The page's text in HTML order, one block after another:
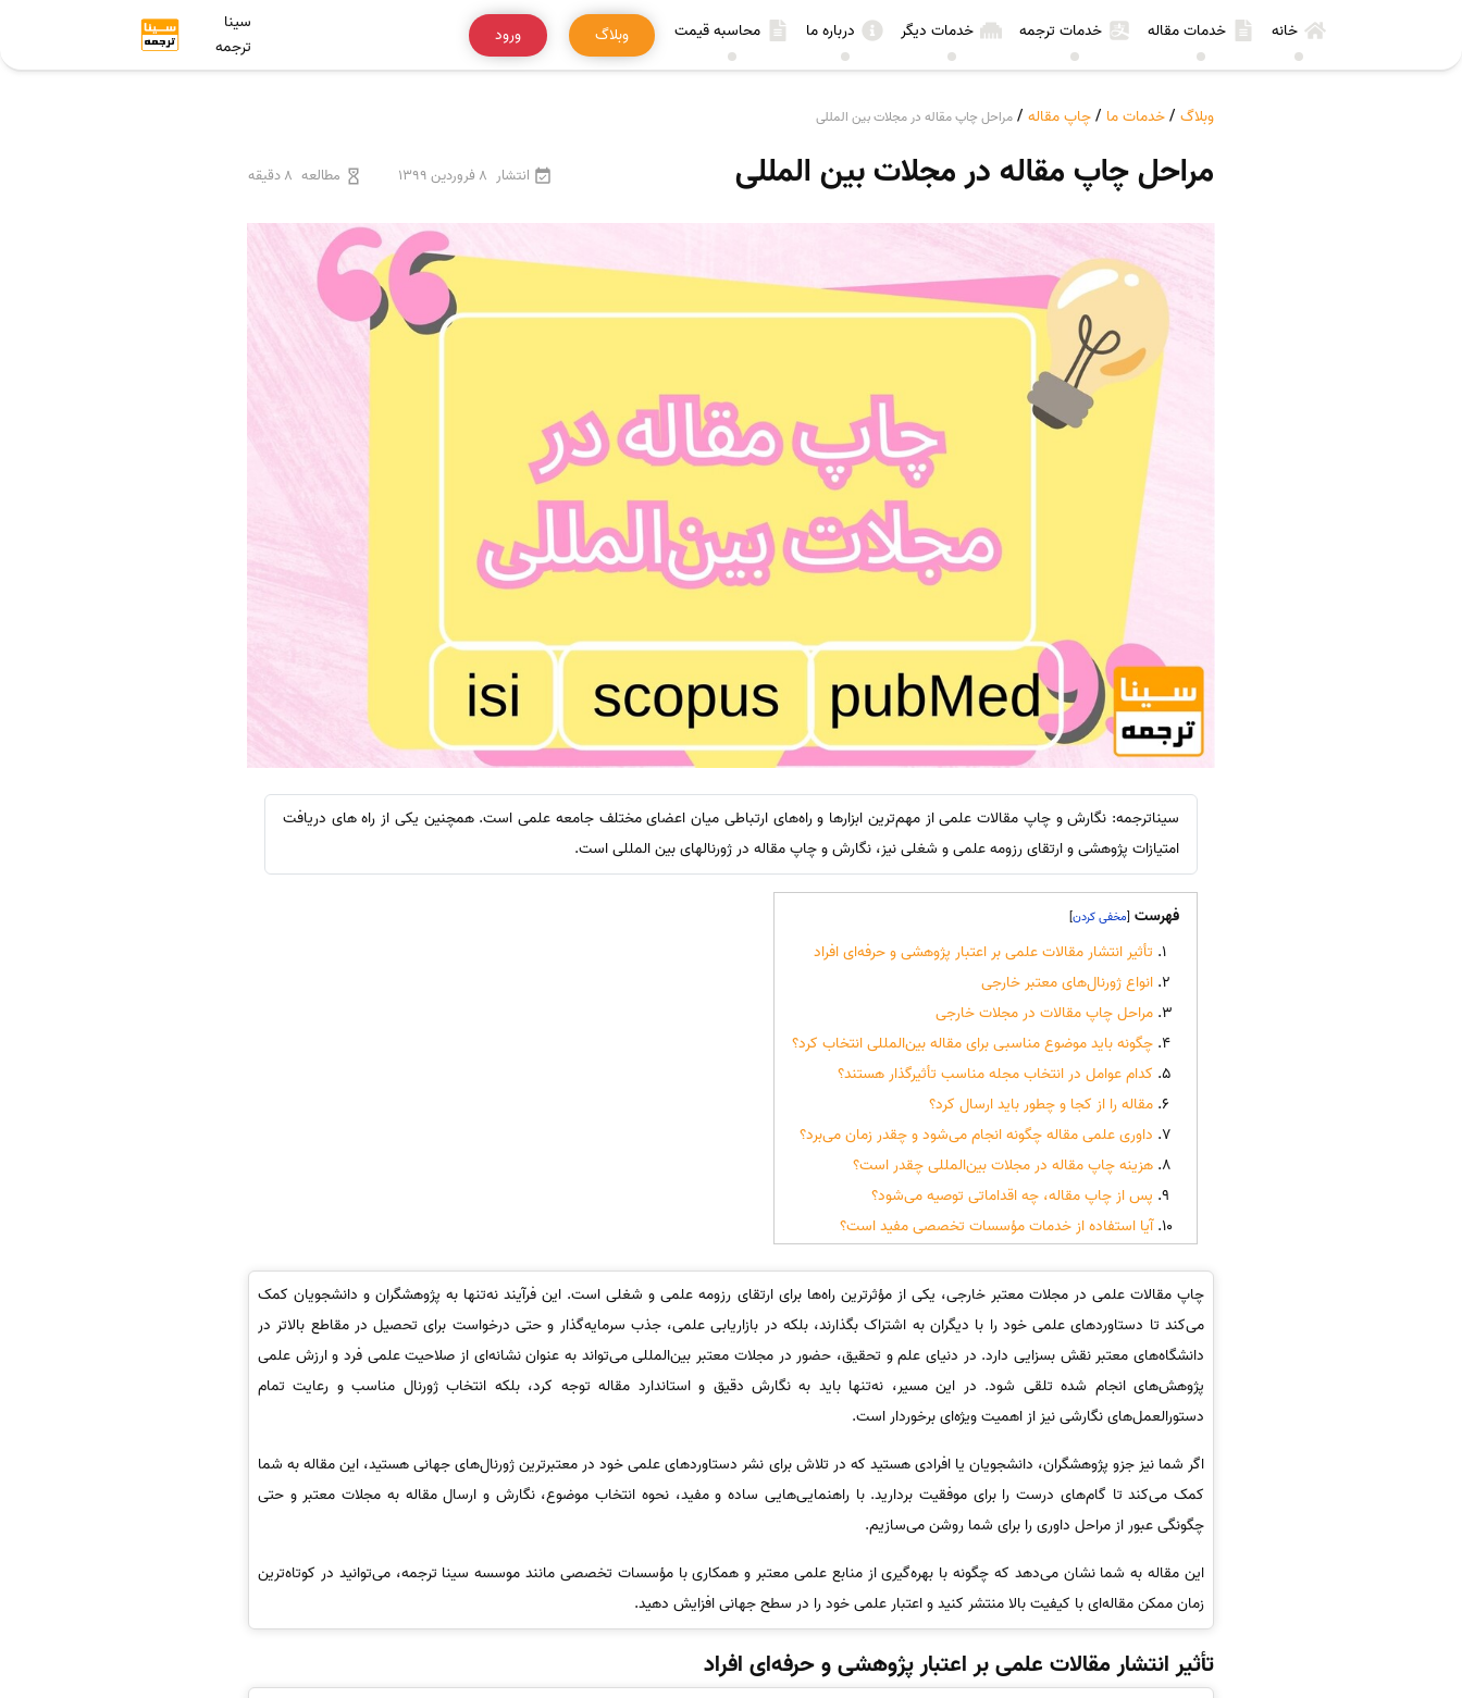
خانه خدمات مقاله خدمات ترجمه خدمات دیگر درباره ما محاسبه قیمت وبلاگ ورود
سینا
ترجمه
وبلاگ /خدمات ما /چاپ مقاله / مراحل چاپ مقاله در مجلات بین المللی
مراحل چاپ مقاله در مجلات بین المللی انتشار 8 فروردین 1399 مطالعه 8 دقیقه
سیناترجمه: نگارش و چاپ مقالات علمی از مهم‌ترین ابزارها و راه‌های ارتباطی میان اعضای مختلف جامعه علمی است. همچنین یکی از راه های دریافت
امتیازات پژوهشی و ارتقای رزومه علمی و شغلی نیز، نگارش و چاپ مقاله در ژورنالهای بین المللی است.
فهرست [
]
تأثیر انتشار مقالات علمی بر اعتبار پژوهشی و حرفه‌ای افراد
انواع ژورنال‌های معتبر خارجی
مراحل چاپ مقالات در مجلات خارجی
چگونه باید موضوع مناسبی برای مقاله بین‌المللی انتخاب کرد؟
کدام عوامل در انتخاب مجله مناسب تأثیرگذار هستند؟
مقاله را از کجا و چطور باید ارسال کرد؟
داوری علمی مقاله چگونه انجام می‌شود و چقدر زمان می‌برد؟
هزینه چاپ مقاله در مجلات بین‌المللی چقدر است؟
پس از چاپ مقاله، چه اقداماتی توصیه می‌شود؟
آیا استفاده از خدمات مؤسسات تخصصی مفید است؟
چاپ مقالات علمی در مجلات معتبر خارجی، یکی از مؤثرترین راه‌ها برای ارتقای رزومه علمی و شغلی است. این فرآیند نه‌تنها به پژوهشگران و دانشجویان کمک
می‌کند تا دستاوردهای علمی خود را با دیگران به اشتراک بگذارند، بلکه در بازاریابی علمی، جذب سرمایه‌گذار و حتی درخواست برای تحصیل در مقاطع بالاتر در
دانشگاه‌های معتبر نقش بسزایی دارد. در دنیای علم و تحقیق، حضور در مجلات معتبر بین‌المللی می‌تواند به عنوان نشانه‌ای از صلاحیت علمی فرد و ارزش علمی
پژوهش‌های انجام شده تلقی شود. در این مسیر، نه‌تنها باید به نگارش دقیق و استاندارد مقاله توجه کرد، بلکه انتخاب ژورنال مناسب و رعایت تمام
دستورالعمل‌های نگارشی نیز از اهمیت ویژه‌ای برخوردار است.
اگر شما نیز جزو پژوهشگران، دانشجویان یا افرادی هستید که در تلاش برای نشر دستاوردهای علمی خود در معتبرترین ژورنال‌های جهانی هستید، این مقاله به شما
کمک می‌کند تا گام‌های درست را برای موفقیت بردارید. با راهنمایی‌هایی ساده و مفید، نحوه انتخاب موضوع، نگارش و ارسال مقاله به مجلات معتبر و حتی
چگونگی عبور از مراحل داوری را برای شما روشن می‌سازیم.
این مقاله به شما نشان می‌دهد که چگونه با بهره‌گیری از منابع علمی معتبر و همکاری با مؤسسات تخصصی مانند موسسه سینا ترجمه، می‌توانید در کوتاه‌ترین
زمان ممکن مقاله‌ای با کیفیت بالا منتشر کنید و اعتبار علمی خود را در سطح جهانی افزایش دهید.
تأثیر انتشار مقالات علمی بر اعتبار پژوهشی و حرفه‌ای افراد